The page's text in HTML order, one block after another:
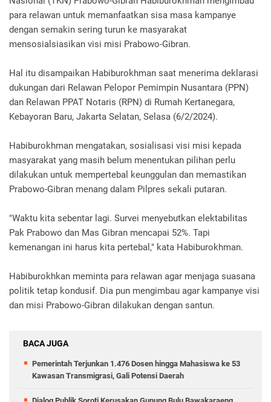
para relawan untuk memanfaatkan sisa masa kampanye
dengan semakin sering turun ke masyarakat
mensosialsiasikan visi misi Prabowo-Gibran.
Hal itu disampaikan Habiburokhman saat menerima deklarasi
dukungan dari Relawan Pelopor Pemimpin Nusantara (PPN)
dan Relawan PPAT Notaris (RPN) di Rumah Kertanegara,
Kebayoran Baru, Jakarta Selatan, Selasa (6/2/2024).
Habiburokhman mengatakan, sosialisasi visi misi kepada
masyarakat yang masih belum menentukan pilihan perlu
dilakukan untuk mempertebal keunggulan dan memastikan
Prabowo-Gibran menang dalam Pilpres sekali putaran.
"Waktu kita sebentar lagi. Survei menyebutkan elektabilitas
Pak Prabowo dan Mas Gibran mencapai 52%. Tapi
kemenangan ini harus kita pertebal," kata Habiburokhman.
Habiburokhkan meminta para relawan agar menjaga suasana
politik tetap kondusif. Dia pun mengimbau agar kampanye visi
dan misi Prabowo-Gibran dilakukan dengan santun.
BACA JUGA
Pemerintah Terjunkan 1.476 Dosen hingga Mahasiswa ke 53
Kawasan Transmigrasi, Gali Potensi Daerah